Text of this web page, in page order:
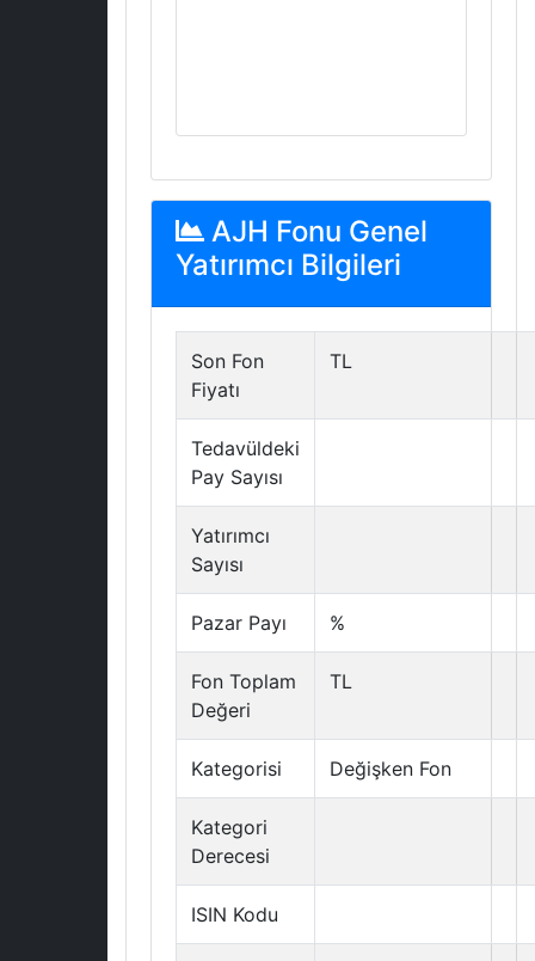
AJH Fonu Genel
Yatırımcı Bilgileri
Son Fon
Fiyatı
TL
Tedavüldeki
Pay Sayısı
Yatırımcı
Sayısı
Pazar Payı %
Fon Toplam
Değeri
TL
Kategorisi Değişken Fon
Kategori
Derecesi
ISIN Kodu